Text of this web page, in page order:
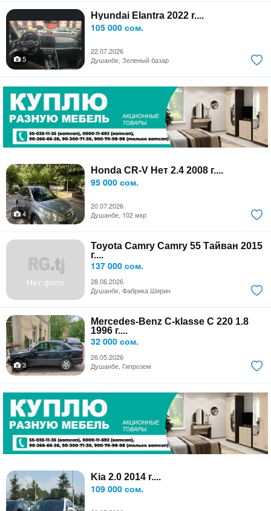
Hyundai Elantra 2022 г....
105 000 сом.
22.07.2026
5
Душанбе, Зеленый базар
Honda CR-V Нет 2.4 2008 г....
95 000 сом.
20.07.2026
4
Душанбе, 102 мкр
Нет фото
Toyota Camry Camry 55 Тайван 2015
г....
137 000 сом.
28.06.2026
Душанбе, Фабрика Ширин
Mercedes-Benz C-klasse C 220 1.8
1996 г....
32 000 сом.
26.05.2026
3
Душанбе, Гипрозем
Kia 2.0 2014 г....
109 000 сом.